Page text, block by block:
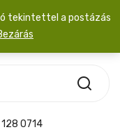
0714
tekintettel a postázás